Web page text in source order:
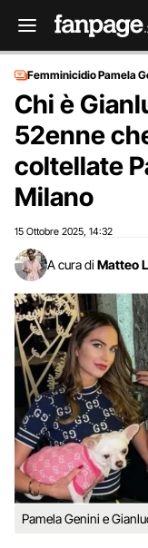
Femminicidio Pamela
Chi è
52enne
coltellate
Milano
15 Ottobre 2025 14:32
A cura di Matteo
Pamela Genini e